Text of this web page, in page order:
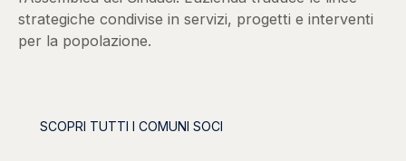
strategiche condivise in servizi, progetti e interventi
per la popolazione.
SCOPRI TUTTI I COMUNI SOCI